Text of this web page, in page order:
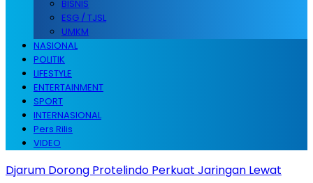
BISNIS
ESG / TJSL
UMKM
NASIONAL
POLITIK
LIFESTYLE
ENTERTAINMENT
SPORT
INTERNASIONAL
Pers Rilis
VIDEO
Djarum Dorong Protelindo Perkuat Jaringan Lewat